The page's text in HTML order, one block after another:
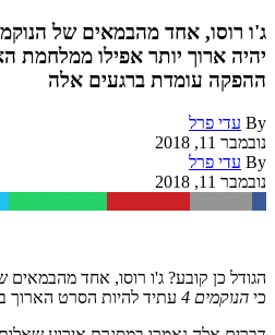
יהיה ארוך יותר אפילו ממלחמת
ההפקה עומדת ברגעים אלה
By עדי פרל
נובמבר 11, 2018
By עדי פרל
נובמבר 11, 2018
הגודל כן קובע? ג'ו רוסו, אחד מהבמאים
כי הנוקמים 4
עתיד להיות הסרט הארוך